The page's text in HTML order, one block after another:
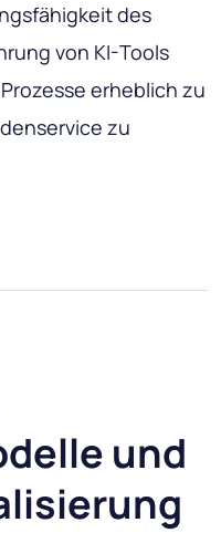
des
von KI-Tools
erheblich zu
zu
und